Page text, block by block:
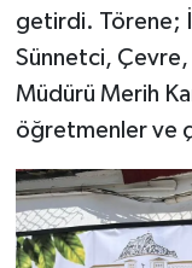
getirdi. Törene;
Sünnetci, Çevre,
Müdürü Merih
öğretmenler ve